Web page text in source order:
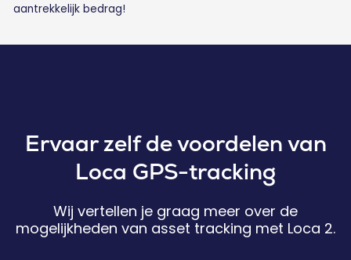
aantrekkelijk bedrag!
Ervaar zelf de voordelen van
Loca GPS-tracking
Wij vertellen je graag meer over de
mogelijkheden van asset tracking met Loca 2.